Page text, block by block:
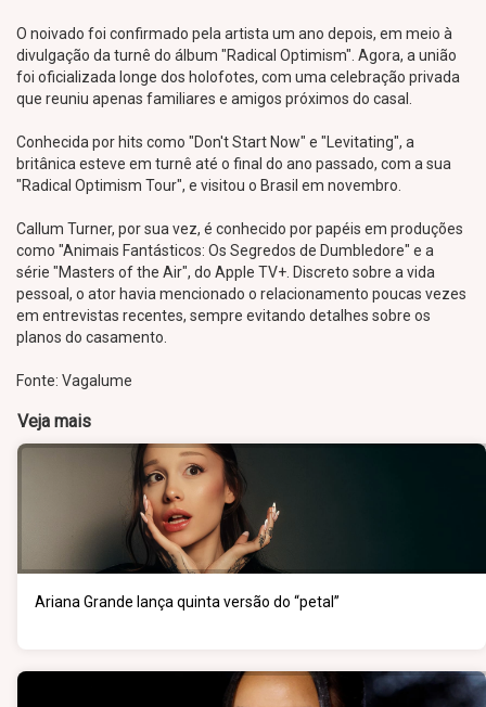
O noivado foi confirmado pela artista um ano depois, em meio à
divulgação da turnê do álbum "Radical Optimism". Agora, a união
foi oficializada longe dos holofotes, com uma celebração privada
que reuniu apenas familiares e amigos próximos do casal.
Conhecida por hits como "Don't Start Now" e "Levitating", a
britânica esteve em turnê até o final do ano passado, com a sua
"Radical Optimism Tour", e visitou o Brasil em novembro.
Callum Turner, por sua vez, é conhecido por papéis em produções
como "Animais Fantásticos: Os Segredos de Dumbledore" e a
série "Masters of the Air", do Apple TV+. Discreto sobre a vida
pessoal, o ator havia mencionado o relacionamento poucas vezes
em entrevistas recentes, sempre evitando detalhes sobre os
planos do casamento.
Fonte: Vagalume
Veja mais
Ariana Grande lança quinta versão do “petal”